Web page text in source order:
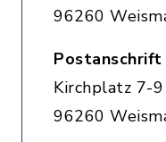
96260
Postanschrift
Kirchplatz 7-9
96260